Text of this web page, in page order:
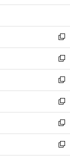
開
ン
ウ
で
開
く
ウ
ン
ド
ウ
で
開
く
新
し
い
ウ
ィ
ン
ド
ウ
で
開
く
新
し
い
ウ
ィ
ン
ド
ウ
で
新
し
い
ウ
ィ
ン
ド
新
し
い
ウ
ィ
新
し
い
新